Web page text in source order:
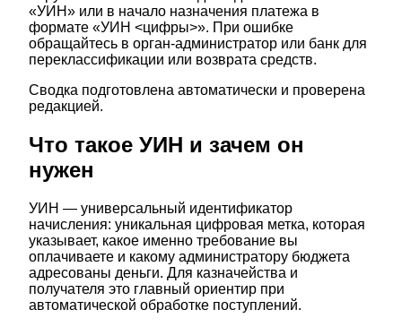
«УИН» или в начало назначения платежа в
формате «УИН <цифры>». При ошибке
обращайтесь в орган‑администратор или банк для
переклассификации или возврата средств.
Сводка подготовлена автоматически и проверена
редакцией.
Что такое УИН и зачем он
нужен
УИН — универсальный идентификатор
начисления: уникальная цифровая метка, которая
указывает, какое именно требование вы
оплачиваете и какому администратору бюджета
адресованы деньги. Для казначейства и
получателя это главный ориентир при
автоматической обработке поступлений.